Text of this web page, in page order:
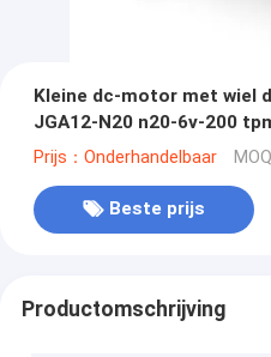
Kleine dc-motor met wiel
JGA12-N20 n20-6v-200
versnellingsbak dc-motor
Prijs：Onderhandelbaar
Beste prijs
Productomschrijving